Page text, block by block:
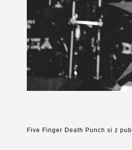
Five Finger Death Punch si z